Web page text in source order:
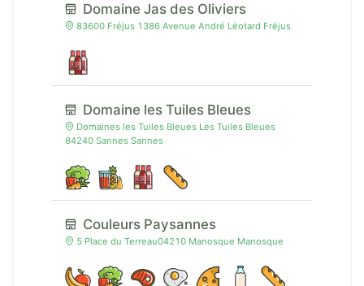
Domaine Jas des Oliviers
83600 Fréjus 1386 Avenue André Léotard Fréjus
Domaine les Tuiles Bleues
Domaines les Tuiles Bleues Les Tuiles Bleues
84240 Sannes Sannes
Couleurs Paysannes
5 Place du Terreau04210 Manosque Manosque